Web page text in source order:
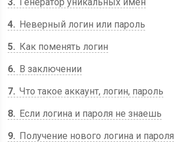
4
Неверный логин или пароль
5
Как поменять логин
6
В заключении
7 Что такое аккаунт, логин, пароль
8
Если логина и пароля не знаешь
9
Получение нового логина и пароля